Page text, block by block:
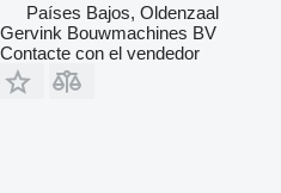
Países Bajos, Oldenzaal
Gervink Bouwmachines BV
Contacte con el vendedor